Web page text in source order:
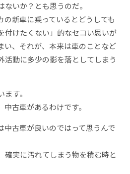
いか？とも思うのだ。
の新車に乗っているとどうしても
付けたくない」的なセコい思いが
い、それが、本来は車のことなど
活動に多少の影を落としてしまう
す。
古車があるわけです。
古車が良いのではって思うんで
実に汚れてしまう物を積む時と